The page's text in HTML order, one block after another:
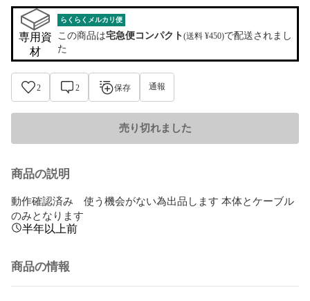
専用資
材
らくらくメルカリ便
この商品は宅急便コンパクト(送料 ¥450)で配送されまし
た
2 2 保存 通報
売り切れました
商品の説明
動作確認済み　使う機会がない為出品します 本体とケーブル
のみとなります
半年以上前
商品の情報